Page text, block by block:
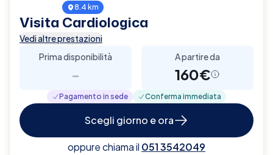
8.4 km
Visita Cardiologica
Vedi altre prestazioni
Prima disponibilità
-
A partire da
160€
Pagamento in sede Conferma immediata
Scegli giorno e ora
oppure chiama il 051 3542049